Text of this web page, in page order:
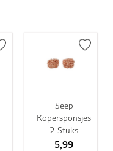
Seep
Kopersponsjes
2 Stuks
5,99